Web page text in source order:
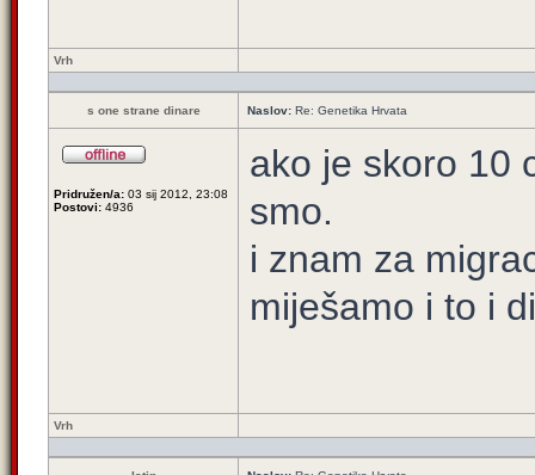
Vrh
s one strane dinare Naslov: Re: Genetika Hrvata
Pridružen/a: 03 sij 2012, 23:08
Postovi: 4936
ako je skoro 10
smo.
i znam za
miješamo i to i
Vrh